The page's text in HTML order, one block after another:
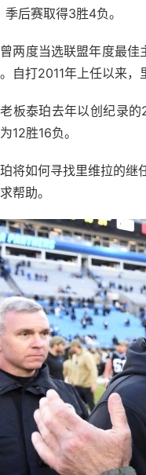
季后赛取得3胜4负。
两度当选联盟年度最
自打2011年上任以来，
板泰珀去年以创纪录
12胜16负。
将如何寻找里维拉的继
帮助。